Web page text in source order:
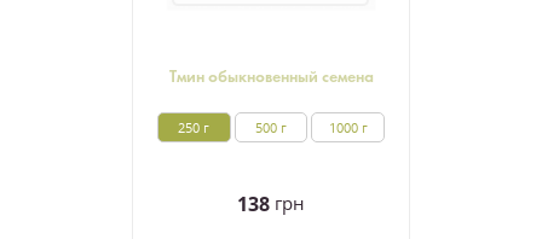
Тмин обыкновенный семена
250 г 500 г 1000 г
138 грн